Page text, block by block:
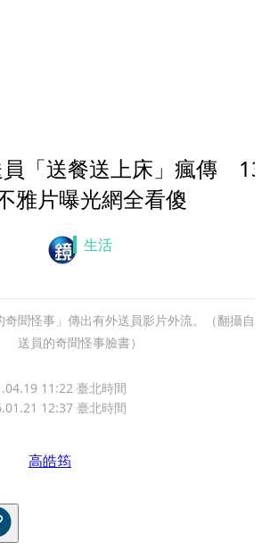
員「送餐送上床」瘋傳
雅片曝光網全看傻
生活
奇聞怪事」傳出有外送員影片外流。（翻攝自
送員的奇聞怪事臉書）
11:22 臺北時間
12:37 臺北時間
高皓筠